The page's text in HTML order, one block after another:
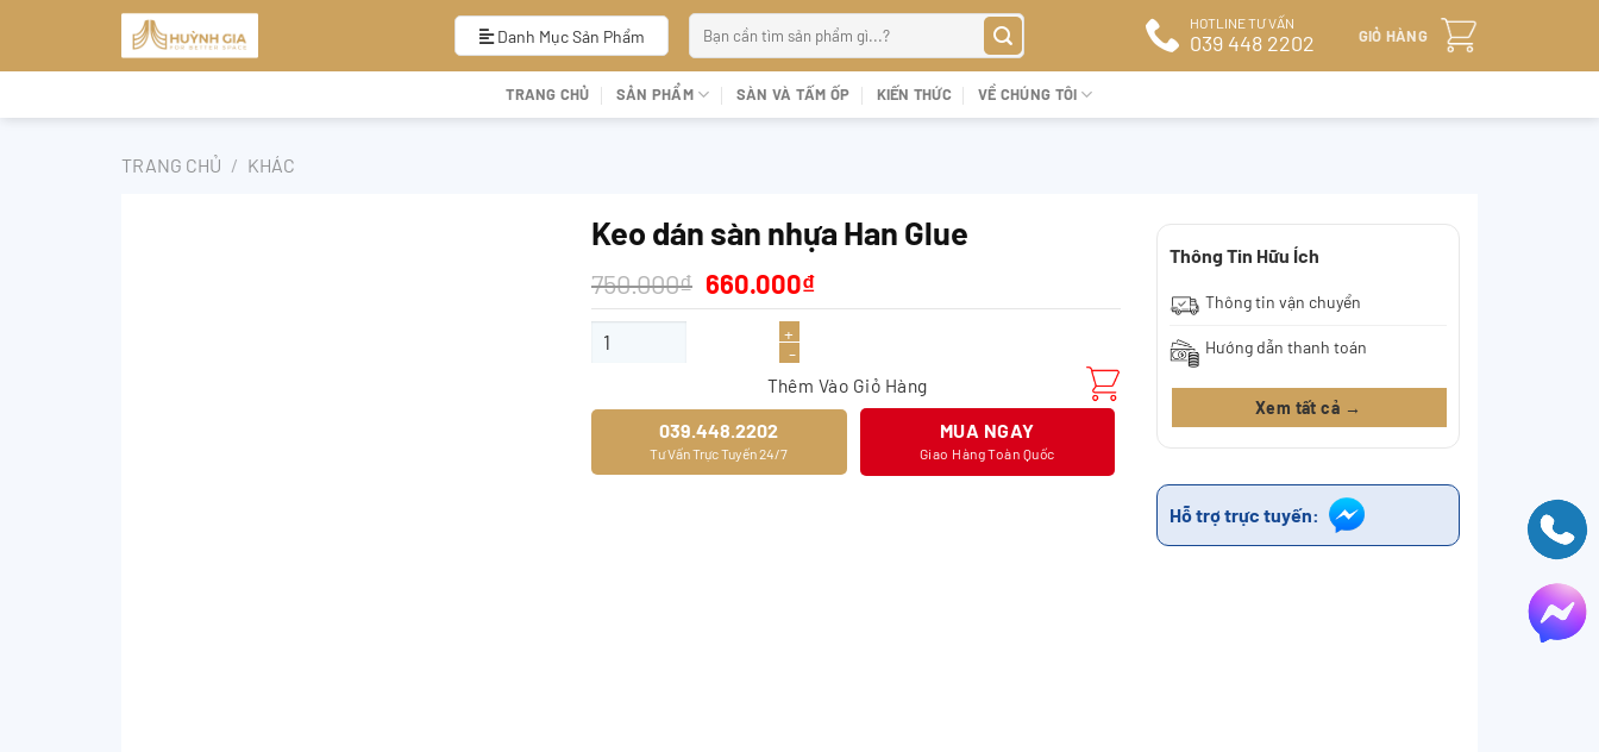
Danh Mục Sản Phẩm
kiếm:
HOTLINE TƯ VẤN
039 448 2202 GIỎ HÀNG
TRANG CHỦ SẢN PHẨM SÀN VÀ TẤM ỐP KIẾN THỨC VỀ CHÚNG TÔI
TRANG CHỦ / KHÁC
Keo dán sàn nhựa Han Glue
750.000₫ Giá
gốc
750.000₫.
660.000₫Giá
hiện
Keo dán sàn nhựa Han Glue số lượng
Thêm Vào Giỏ Hàng
039.448.2202
Tư Vấn Trực Tuyến 24/7
MUA NGAY
Giao Hàng Toàn Quốc
Thông Tin Hữu Ích
Thông tin vận chuyển
Hướng dẫn thanh toán
Xem tất cả →
Hỗ trợ trực tuyến: